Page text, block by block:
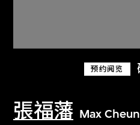
预约阅览
張福藩 Max
关于M+藏品
探索世界顶级的二十
文化藏品。